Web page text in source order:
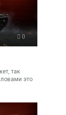
0
так
это